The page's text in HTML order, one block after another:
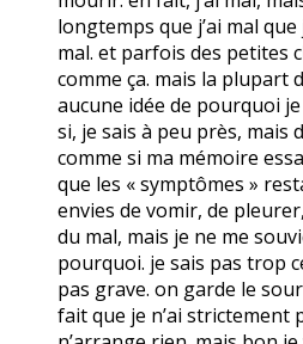
longtemps que j’ai mal
mal. et parfois des petites
comme ça. mais la plupart
aucune idée de pourquoi
si, je sais à peu près, mais
comme si ma mémoire
que les « symptômes »
envies de vomir, de
du mal, mais je ne me
pourquoi. je sais pas trop
pas grave. on garde le
fait que je n’ai strictement